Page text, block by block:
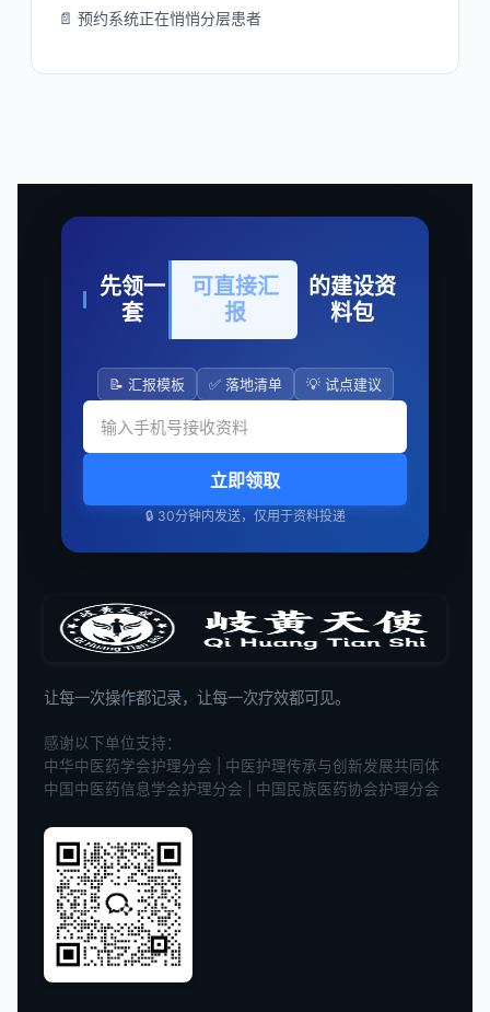
📄 预约系统正在悄悄分层患者
先领一
套
可直接汇
报
的建设资
料包
📝 汇报模板 ✅ 落地清单 💡 试点建议
立即领取
🔒 30分钟内发送，仅用于资料投递
让每一次操作都记录，让每一次疗效都可见。
感谢以下单位支持：
中华中医药学会护理分会 | 中医护理传承与创新发展共同体
中国中医药信息学会护理分会 | 中国民族医药协会护理分会